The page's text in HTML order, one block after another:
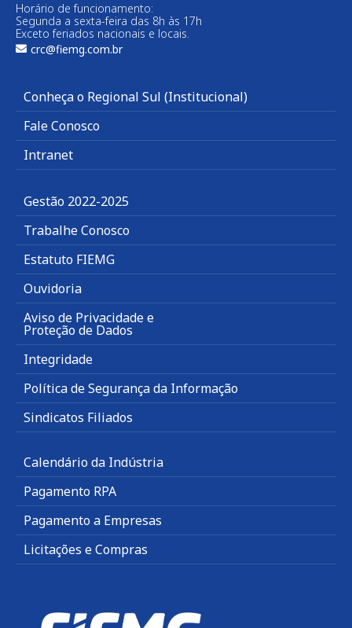
Horário de funcionamento:
Segunda a sexta-feira das 8h às 17h
Exceto feriados nacionais e locais.
crc@fiemg.com.br
Conheça o Regional Sul (Institucional)
Fale Conosco
Intranet
Gestão 2022-2025
Trabalhe Conosco
Estatuto FIEMG
Ouvidoria
Aviso de Privacidade e
Proteção de Dados
Integridade
Política de Segurança da Informação
Sindicatos Filiados
Calendário da Indústria
Pagamento RPA
Pagamento a Empresas
Licitações e Compras